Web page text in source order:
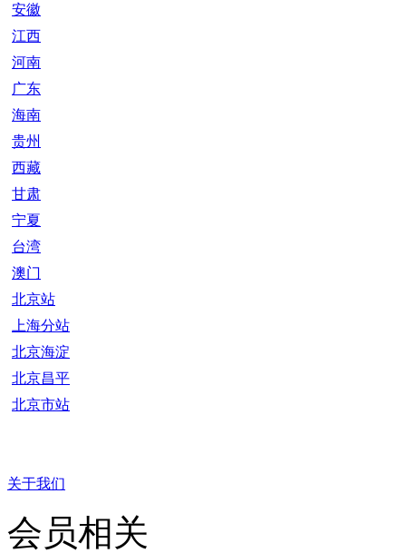
安徽
江西
河南
广东
海南
贵州
西藏
甘肃
宁夏
台湾
澳门
北京站
上海分站
北京海淀
北京昌平
北京市站
关于我们
会员相关